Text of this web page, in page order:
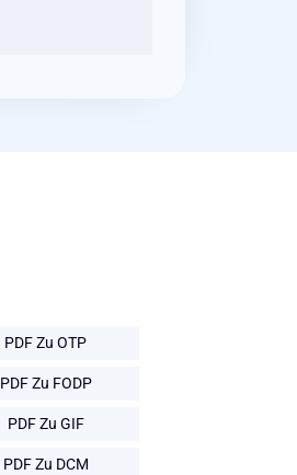
PDF Zu OTP
PDF Zu FODP
PDF Zu GIF
PDF Zu DCM